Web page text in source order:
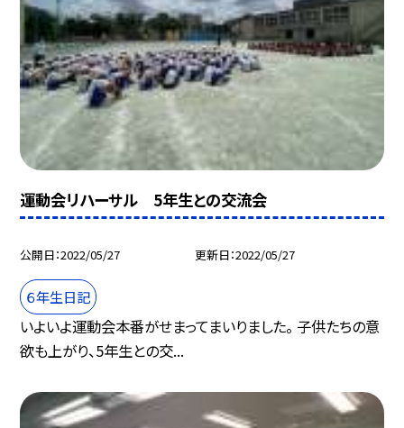
運動会リハーサル 5年生との交流会
公開日 2022/05/27 更新日 2022/05/27
６年生日記
いよいよ運動会本番がせまってまいりました。 子供たちの意
欲も上がり、5年生との交...